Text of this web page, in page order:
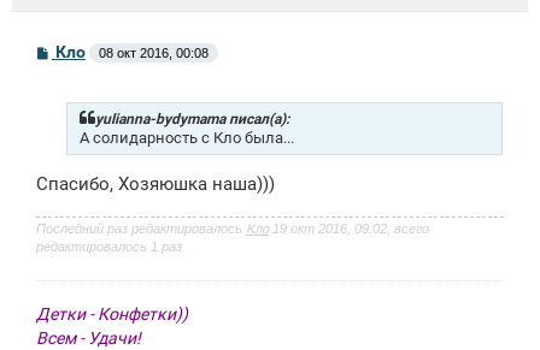
С
о
е
Кло 08 окт 2016, 00:08
yulianna-bydymama писал(а):
А солидарность с Кло была...
Спасибо, Хозяюшка наша)))
Последний раз редактировалось Кло19 окт 2016, 09:02, всего
редактировалось 1 раз.
Детки - Конфетки))
Всем - Удачи!